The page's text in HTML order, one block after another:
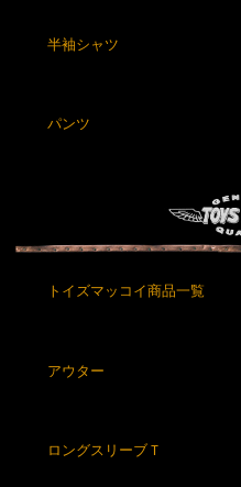
半袖シャツ
パンツ
トイズマッコイ商品一覧
アウター
ロングスリーブＴ